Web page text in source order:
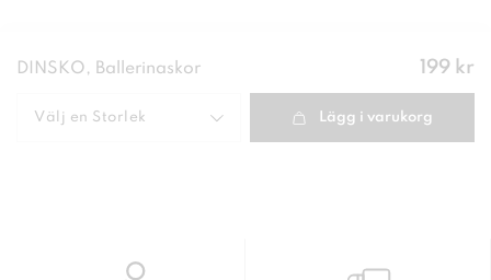
DINSKO, Ballerinaskor Pris:
199 kr
Välj en Storlek Lägg i varukorg